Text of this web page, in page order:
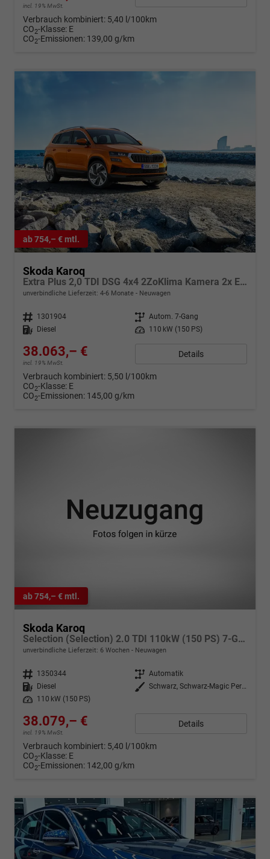
incl. 19% MwSt.
Verbrauch kombiniert: 5,40 l/100km
CO2-Klasse: E
CO2-Emissionen: 139,00 g/km
ab 754,– € mtl.
Skoda Karoq
Extra Plus 2,0 TDI DSG 4x4 2ZoKlima Kamera 2x Einparkhilfe Alu Felgen 5J Garantie Sitzheizung Matrix el Heckklappe ACC
unverbindliche Lieferzeit: 4-6 Monate Neuwagen
Fahrzeugnr. 1301904 Getriebe Autom. 7-Gang
Kraftstoff
Diesel Leistung 110 kW (150 PS)
38.063,– €
incl. 19% MwSt.
Details
Verbrauch kombiniert: 5,50 l/100km
CO2-Klasse: E
CO2-Emissionen: 145,00 g/km
ab 754,– € mtl.
Skoda Karoq
Selection (Selection) 2.0 TDI 110kW (150 PS) 7-Gang DSG
unverbindliche Lieferzeit: 6 Wochen Neuwagen
Fahrzeugnr. 1350344 Getriebe Automatik
Kraftstoff
Diesel Außenfarbe
Schwarz, Schwarz-Magic Perleffekt (1Z)
Leistung
110 kW (150 PS)
38.079,– €
incl. 19% MwSt.
Details
Verbrauch kombiniert: 5,40 l/100km
CO2-Klasse: E
CO2-Emissionen: 142,00 g/km